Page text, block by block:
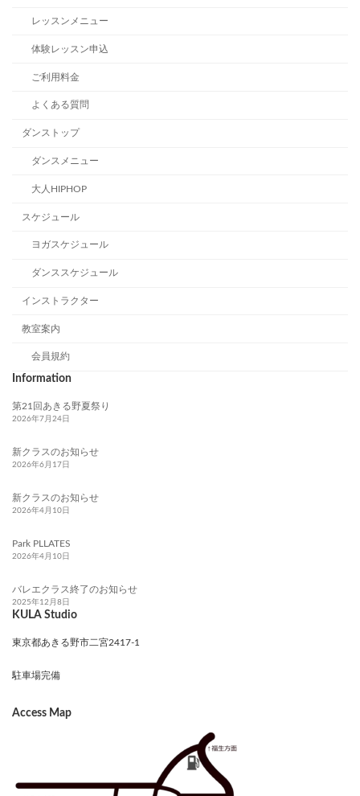
レッスンメニュー
体験レッスン申込
ご利用料金
よくある質問
ダンストップ
ダンスメニュー
大人HIPHOP
スケジュール
ヨガスケジュール
ダンススケジュール
インストラクター
教室案内
会員規約
Information
第21回あきる野夏祭り
2026年7月24日
新クラスのお知らせ
2026年6月17日
新クラスのお知らせ
2026年4月10日
Park PLLATES
2026年4月10日
バレエクラス終了のお知らせ
2025年12月8日
KULA Studio
東京都あきる野市二宮2417-1
駐車場完備
Access Map